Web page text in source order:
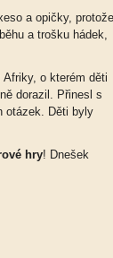
a opičky, protože
a trošku hádek,
Afriky, o kterém děti
dorazil. Přinesl s
otázek. Děti byly
hry! Dnešek